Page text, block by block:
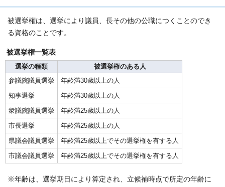
被選挙権は、選挙により議員、長その他の公職につくことのでき
る資格のことです。
被選挙権一覧表
選挙の種類
被選挙権のある人
参議院議員選挙
年齢満30歳以上の人
知事選挙
年齢満30歳以上の人
衆議院議員選挙
年齢満25歳以上の人
市長選挙
年齢満25歳以上の人
県議会議員選挙
年齢満25歳以上でその選挙権を有する人
市議会議員選挙
年齢満25歳以上でその選挙権を有する人
※年齢は、選挙期日により算定され、立候補時点で所定の年齢に